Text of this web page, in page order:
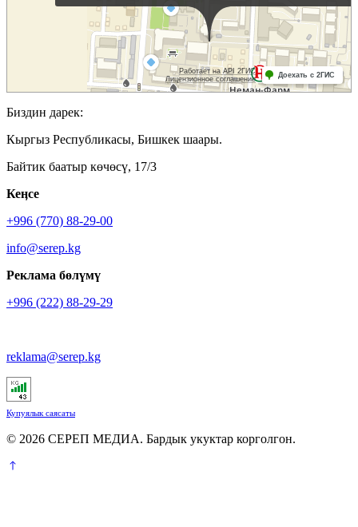
Биздин дарек:
Кыргыз Республикасы, Бишкек шаары.
Байтик баатыр көчөсү, 17/3
Кеӊсе
+996 (770) 88-29-00
info@serep.kg
Реклама бөлүмү
+996 (222) 88-29-29
reklama@serep.kg
Купуялык саясаты
© 2026 СЕРЕП МЕДИА. Бардык укуктар корголгон.